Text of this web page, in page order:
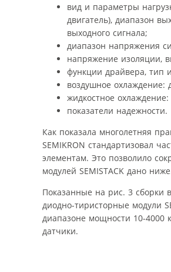
вид и параметры
двигатель), диапазон
выходного сигнала;
диапазон напряжения
напряжение изоляции,
функции драйвера, тип
воздушное охлаждение:
жидкостное
показатели надежности.
Как показала многолетняя
SEMIKRON стандартизовал
элементам. Это позволило
модулей SEMISTACK дано
Показанные на рис. 3 сборки
диодно-тиристорные модули
диапазоне мощности 10-4000
датчики.